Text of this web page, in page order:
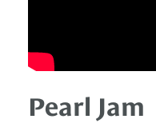
Pearl Jam